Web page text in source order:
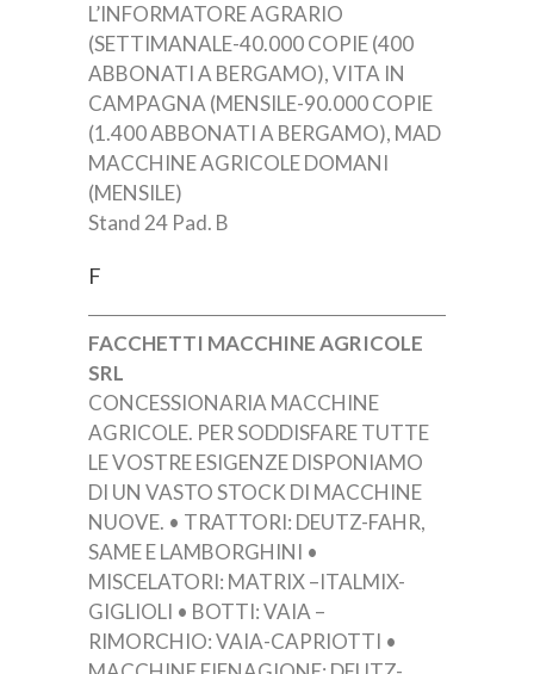
L’INFORMATORE AGRARIO
(SETTIMANALE-40.000 COPIE (400
ABBONATI A BERGAMO), VITA IN
CAMPAGNA (MENSILE-90.000 COPIE
(1.400 ABBONATI A BERGAMO), MAD
MACCHINE AGRICOLE DOMANI
(MENSILE)
Stand 24 Pad. B
F
FACCHETTI MACCHINE AGRICOLE
SRL
CONCESSIONARIA MACCHINE
AGRICOLE. PER SODDISFARE TUTTE
LE VOSTRE ESIGENZE DISPONIAMO
DI UN VASTO STOCK DI MACCHINE
NUOVE. • TRATTORI: DEUTZ-FAHR,
SAME E LAMBORGHINI •
MISCELATORI: MATRIX –ITALMIX-
GIGLIOLI • BOTTI: VAIA –
RIMORCHIO: VAIA-CAPRIOTTI •